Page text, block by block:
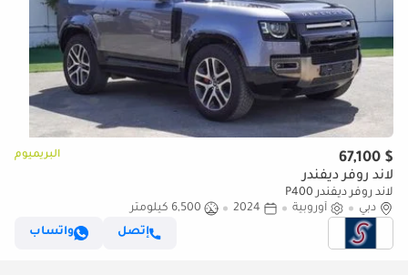
$ 67,100 البريميوم
لاند روفر ديفندر
لاند روفر ديفندر P400
دبي
أوروبية 2024
6,500 كيلومتر
إتصل
واتساب